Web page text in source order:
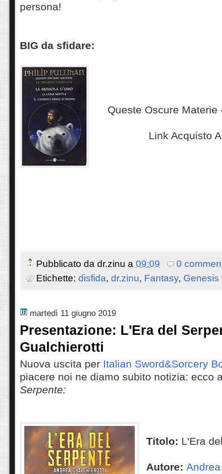
persona!
BIG da sfidare:
Queste Oscure Materie
Link Acquisto
Pubblicato da dr.zinu a 09:09
0
Etichette: disfida, dr.zinu, Fantasy, Genesis
martedì 11 giugno 2019
Presentazione: L'Era del
Gualchierotti
Nuova uscita per Italian Sword&Sorcery
piacere noi ne diamo subito notizia: ecco
Serpente:
Titolo: L'Era
Autore: